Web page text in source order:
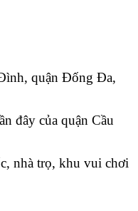
quận Đống Đa,
đây của quận Cầu
nhà trọ, khu vui chơi